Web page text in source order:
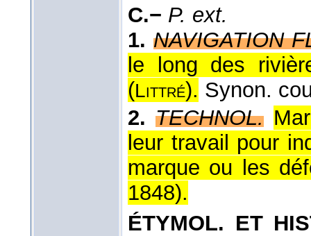
C.− P. ext.
1. NAVIGATION
le long des
(Littré). Synon.
2. TECHNOL.
leur travail pour
marque ou les
1848).
ÉTYMOL. ET